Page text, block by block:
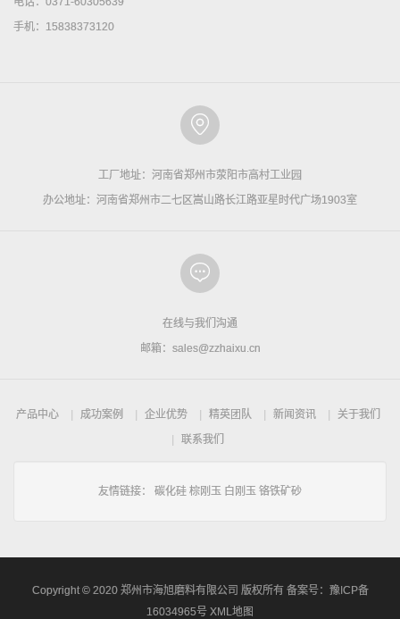
手机：15838373120
工厂地址：河南省郑州市荥阳市高村工业园
办公地址：河南省郑州市二七区嵩山路长江路亚星时代广场1903室
在线与我们沟通
邮箱：sales@zzhaixu.cn
产品中心 成功案例 企业优势 精英团队 新闻资讯
关于我们
联系我们
友情链接： 碳化硅 棕刚玉 白刚玉 铬铁矿砂
Copyright © 2020 郑州市海旭磨料有限公司 版权所有 备案号： 豫ICP备
16034965号 XML地图